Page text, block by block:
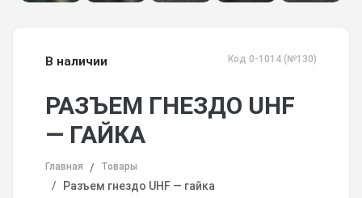
В наличии Код 0-1014 (№130)
РАЗЪЕМ ГНЕЗДО UHF
— ГАЙКА
Главная Товары
Разъем гнездо UHF — гайка